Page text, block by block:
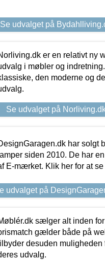
Se udvalget på
er en relativt ny
i møbler og
den moderne og
Se udvalget på
har solgt
lamper siden 2010. De har
E-mærket. Klik her for at
udvalget på
sælger alt inden
gælder både på
desuden muligheden
udvalg.